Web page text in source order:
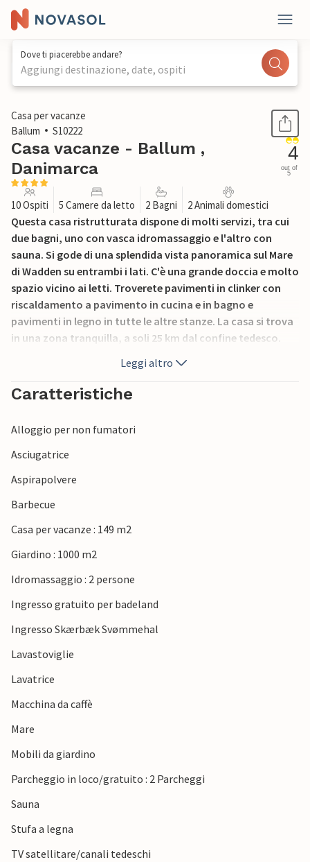
Dove ti piacerebbe andare?
Aggiungi destinazione, date, ospiti
1 / 29
Casa per vacanze
Ballum
S10222
Casa vacanze - Ballum ,
Danimarca
4
out of
5
10 Ospiti 5 Camere da letto 2 Bagni 2 Animali domestici
Questa casa ristrutturata dispone di molti servizi, tra cui
due bagni, uno con vasca idromassaggio e l'altro con
sauna. Si gode di una splendida vista panoramica sul Mare
di Wadden su entrambi i lati. C'è una grande doccia e molto
spazio vicino ai letti. Troverete pavimenti in clinker con
riscaldamento a pavimento in cucina e in bagno e
pavimenti in legno in tutte le altre stanze. La casa si trova
in una zona tranquilla, a soli 25 km dal confine tedesco.
Leggi altro
Caratteristiche
Alloggio per non fumatori
Asciugatrice
Aspirapolvere
Barbecue
Casa per vacanze : 149 m2
Giardino : 1000 m2
Idromassaggio : 2 persone
Ingresso gratuito per badeland
Ingresso Skærbæk Svømmehal
Lavastoviglie
Lavatrice
Macchina da caffè
Mare
Mobili da giardino
Parcheggio in loco/gratuito : 2 Parcheggi
Sauna
Stufa a legna
TV satellitare/canali tedeschi